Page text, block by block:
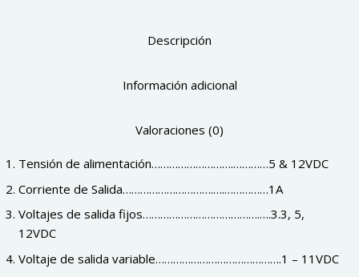
–
Descripción
Información adicional
Valoraciones (0)
Tensión de alimentación……………………….…………5 & 12VDC
Corriente de Salida………………………….….……………1A
Voltajes de salida fijos………………………………….….3.3, 5,
12VDC
Voltaje de salida variable…………………………………….1 – 11VDC